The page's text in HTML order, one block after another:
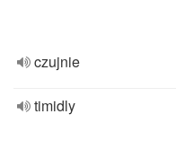
czujnie
timidly